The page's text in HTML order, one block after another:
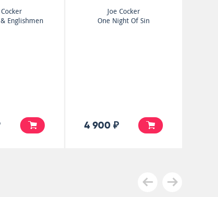
Cocker
Englishmen
Joe Cocker
One Night Of Sin
4 900 ₽